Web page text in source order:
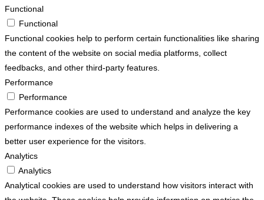
Functional
Functional
Functional cookies help to perform certain functionalities like sharing
the content of the website on social media platforms, collect
feedbacks, and other third-party features.
Performance
Performance
Performance cookies are used to understand and analyze the key
performance indexes of the website which helps in delivering a
better user experience for the visitors.
Analytics
Analytics
Analytical cookies are used to understand how visitors interact with